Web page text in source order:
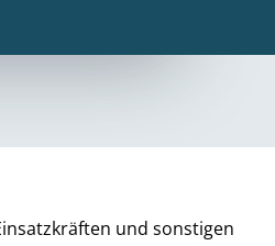
und sonstigen